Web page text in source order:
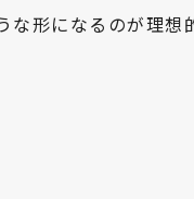
な形になるのが理